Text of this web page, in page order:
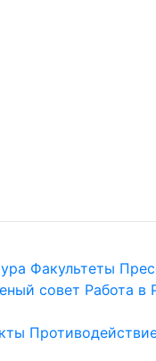
Факультеты
совет Работа в